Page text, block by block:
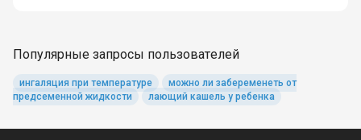
Популярные запросы пользователей
ингаляция при температуре
можно ли забеременеть от
предсеменной жидкости
лающий кашель у ребенка